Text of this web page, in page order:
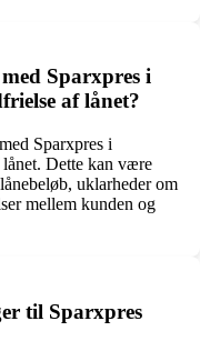
Sparxpres i
af lånet?
Sparxpres i
Dette kan være
uklarheder om
mellem kunden og
til Sparxpres